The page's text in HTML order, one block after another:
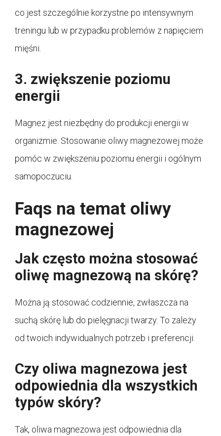
co jest szczególnie korzystne po intensywnym
treningu lub w przypadku problemów z napięciem
mięśni.
3. zwiększenie poziomu
energii
Magnez jest niezbędny do produkcji energii w
organizmie. Stosowanie oliwy magnezowej może
pomóc w zwiększeniu poziomu energii i ogólnym
samopoczuciu.
Faqs na temat oliwy
magnezowej
Jak często można stosować
oliwę magnezową na skórę?
Można ją stosować codziennie, zwłaszcza na
suchą skórę lub do pielęgnacji twarzy. To zależy
od twoich indywidualnych potrzeb i preferencji.
Czy oliwa magnezowa jest
odpowiednia dla wszystkich
typów skóry?
Tak, oliwa magnezowa jest odpowiednia dla